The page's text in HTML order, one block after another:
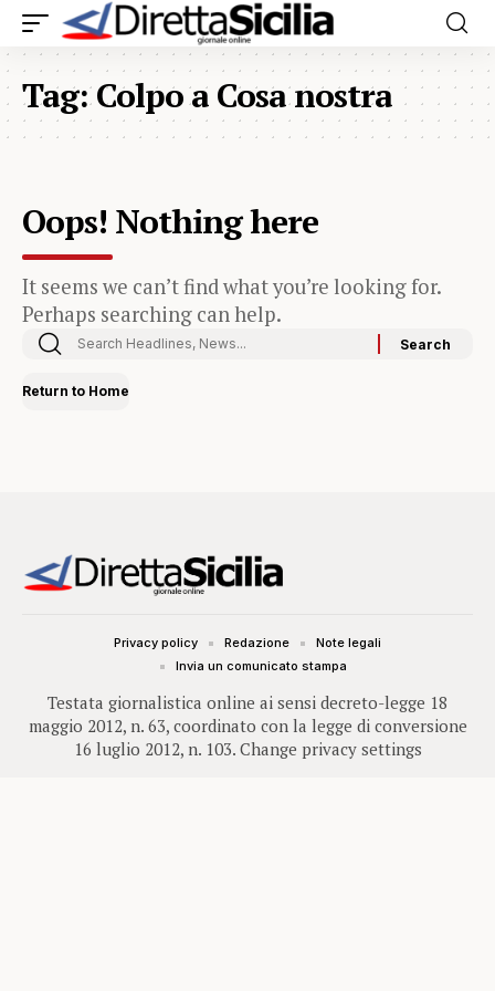
Tag:Colpo a Cosa nostra
Oops! Nothing here
It seems we can’t find what you’re looking for.
Perhaps searching can help.
Return to Home
Testata giornalistica online ai sensi decreto-legge 18
maggio 2012, n. 63, coordinato con la legge di conversione
16 luglio 2012, n. 103. Change privacy settings
Privacy policy Redazione
Note legali
Invia un comunicato stampa